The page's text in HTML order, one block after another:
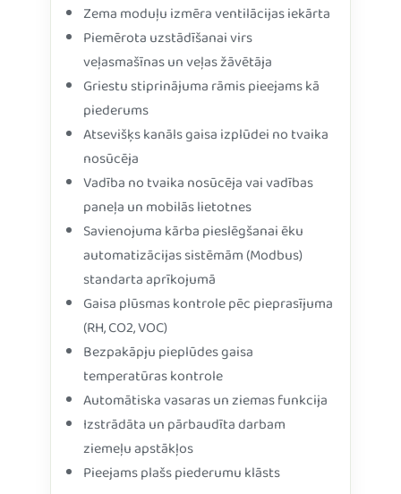
Zema moduļu izmēra ventilācijas iekārta
Piemērota uzstādīšanai virs
veļasmašīnas un veļas žāvētāja
Griestu stiprinājuma rāmis pieejams kā
piederums
Atsevišķs kanāls gaisa izplūdei no tvaika
nosūcēja
Vadība no tvaika nosūcēja vai vadības
paneļa un mobilās lietotnes
Savienojuma kārba pieslēgšanai ēku
automatizācijas sistēmām (Modbus)
standarta aprīkojumā
Gaisa plūsmas kontrole pēc pieprasījuma
(RH, CO2, VOC)
Bezpakāpju pieplūdes gaisa
temperatūras kontrole
Automātiska vasaras un ziemas funkcija
Izstrādāta un pārbaudīta darbam
ziemeļu apstākļos
Pieejams plašs piederumu klāsts